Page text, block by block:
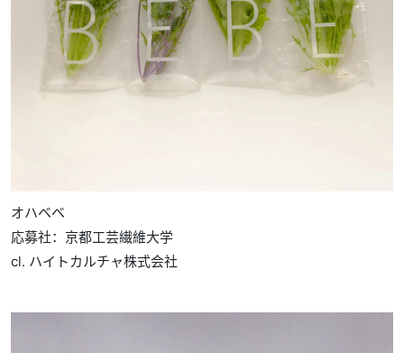
オハベベ
応募社：京都工芸繊維大学
cl. ハイトカルチャ株式会社